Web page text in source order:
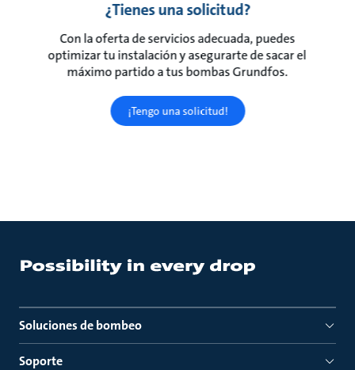
¿Tienes una solicitud?
Con la oferta de servicios adecuada, puedes
optimizar tu instalación y asegurarte de sacar el
máximo partido a tus bombas Grundfos.
¡Tengo una solicitud!
Soluciones de bombeo
Soporte